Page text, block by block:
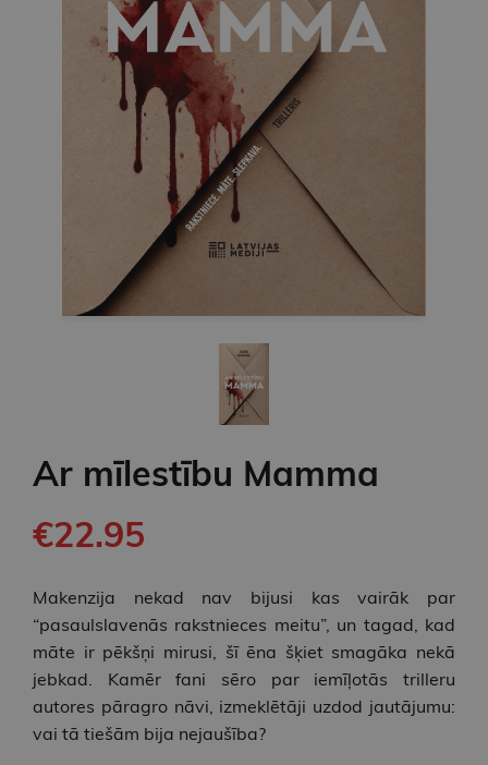
Ar mīlestību Mamma
€22.95
Makenzija nekad nav bijusi kas vairāk par
“pasaulslavenās rakstnieces meitu”, un tagad, kad
māte ir pēkšņi mirusi, šī ēna šķiet smagāka nekā
jebkad. Kamēr fani sēro par iemīļotās trilleru
autores pāragro nāvi, izmeklētāji uzdod jautājumu:
vai tā tiešām bija nejaušība?